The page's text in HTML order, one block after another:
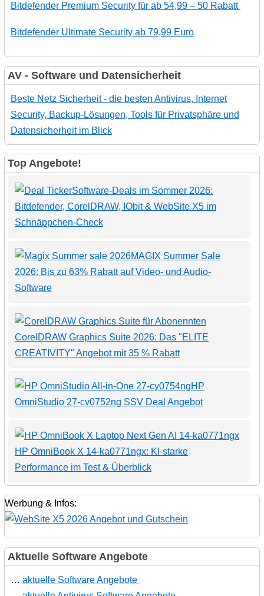
Bitdefender Premium Security für ab 54,99 – 50 Rabatt
Bitdefender Ultimate Security ab 79,99 Euro
AV - Software und Datensicherheit
Beste Netz Sicherheit - die besten Antivirus, Internet
Security, Backup-Lösungen, Tools für Privatsphäre und
Datensicherheit im Blick
Top Angebote!
Software-Deals im Sommer 2026:
Bitdefender, CorelDRAW, IObit & WebSite X5 im
Schnäppchen-Check
MAGIX Summer Sale
2026: Bis zu 63% Rabatt auf Video- und Audio-
Software
CorelDRAW Graphics Suite 2026: Das "ELITE
CREATIVITY" Angebot mit 35 % Rabatt
HP
OmniStudio 27-cv0752ng SSV Deal Angebot
HP OmniBook X 14-ka0771ngx: KI-starke
Performance im Test & Überblick
Werbung & Infos:
Aktuelle Software Angebote
… aktuelle Software Angebote